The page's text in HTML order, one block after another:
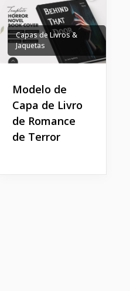
Capas de Livros &
Jaquetas
Modelo de
Capa de Livro
de Romance
de Terror